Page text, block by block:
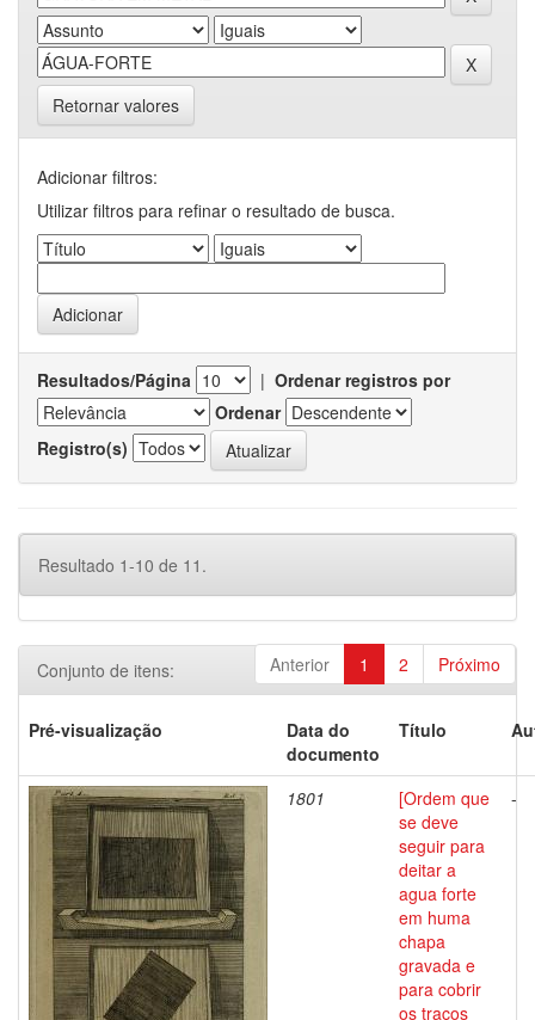
Retornar valores
Adicionar filtros:
Utilizar filtros para refinar o resultado de busca.
Resultados/Página | Ordenar registros por
Ordenar
Registro(s)
Resultado 1-10 de 11.
Anterior 1 2 Próximo
Conjunto de itens:
Pré-visualização
Data do
documento
Título
1801
[Ordem que
se deve
seguir para
deitar a
agua forte
em huma
chapa
gravada e
para cobrir
os traços
-